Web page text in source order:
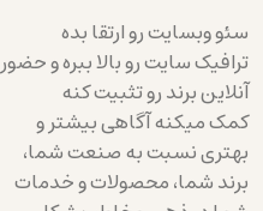
سئو وبسایت رو ارتقا بده
ترافیک سایت رو بالا ببره و حضور
آنلاین برند رو تثبیت کنه
کمک میکنه آگاهی بیشتر و
بهتری نسبت به صنعت شما،
برند شما، محصولات و خدمات